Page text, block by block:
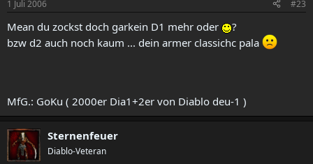
1 Juli 2006 #23
Mean du zockst doch garkein D1 mehr oder
?
bzw d2 auch noch kaum ... dein armer classichc pala
MfG.: GoKu ( 2000er Dia1+2er von Diablo deu-1 )
Sternenfeuer
Diablo-Veteran